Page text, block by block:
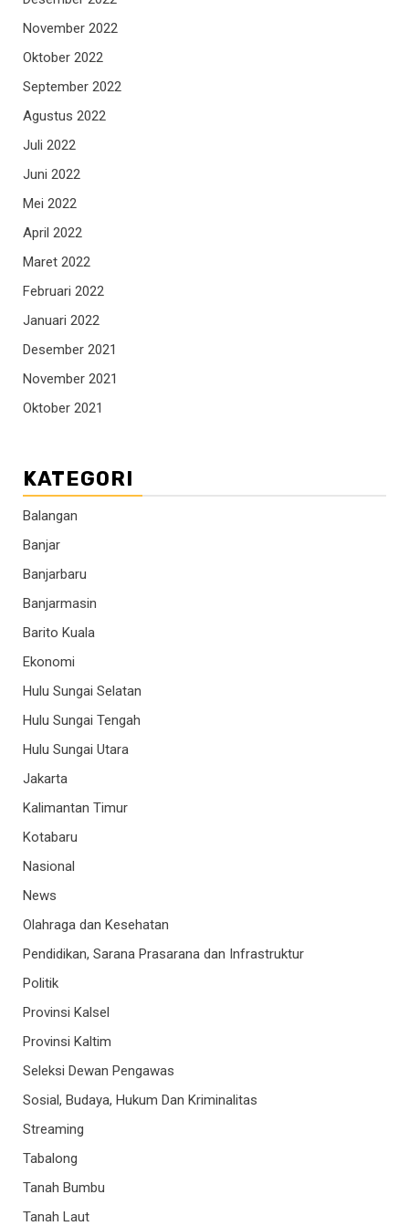
November 2022
Oktober 2022
September 2022
Agustus 2022
Juli 2022
Juni 2022
Mei 2022
April 2022
Maret 2022
Februari 2022
Januari 2022
Desember 2021
November 2021
Oktober 2021
KATEGORI
Balangan
Banjar
Banjarbaru
Banjarmasin
Barito Kuala
Ekonomi
Hulu Sungai Selatan
Hulu Sungai Tengah
Hulu Sungai Utara
Jakarta
Kalimantan Timur
Kotabaru
Nasional
News
Olahraga dan Kesehatan
Pendidikan, Sarana Prasarana dan Infrastruktur
Politik
Provinsi Kalsel
Provinsi Kaltim
Seleksi Dewan Pengawas
Sosial, Budaya, Hukum Dan Kriminalitas
Streaming
Tabalong
Tanah Bumbu
Tanah Laut